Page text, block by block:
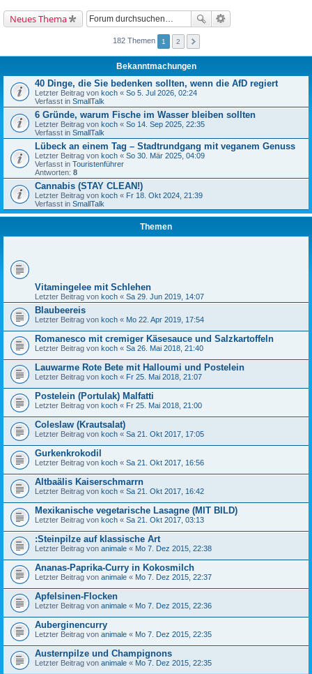
Neues Thema
182 Themen 1 2
Bekanntmachungen
40 Dinge, die Sie bedenken sollten, wenn die AfD regiert
Letzter Beitrag von koch « So 5. Jul 2026, 02:24
Verfasst in SmallTalk
6 Gründe, warum Fische im Wasser bleiben sollten
Letzter Beitrag von koch « So 14. Sep 2025, 22:35
Verfasst in SmallTalk
Lübeck an einem Tag – Stadtrundgang mit veganem Genuss
Letzter Beitrag von koch « So 30. Mär 2025, 04:09
Verfasst in Touristenführer
Antworten: 8
Cannabis (STAY CLEAN!)
Letzter Beitrag von koch « Fr 18. Okt 2024, 21:39
Verfasst in SmallTalk
Themen
Vitamingelee mit Schlehen
Letzter Beitrag von koch « Sa 29. Jun 2019, 14:07
Blaubeereis
Letzter Beitrag von koch « Mo 22. Apr 2019, 17:54
Romanesco mit cremiger Käsesauce und Salzkartoffeln
Letzter Beitrag von koch « Sa 26. Mai 2018, 21:40
Lauwarme Rote Bete mit Halloumi und Postelein
Letzter Beitrag von koch « Fr 25. Mai 2018, 21:07
Postelein (Portulak) Malfatti
Letzter Beitrag von koch « Fr 25. Mai 2018, 21:00
Coleslaw (Krautsalat)
Letzter Beitrag von koch « Sa 21. Okt 2017, 17:05
Gurkenkrokodil
Letzter Beitrag von koch « Sa 21. Okt 2017, 16:56
Altbaälis Kaiserschmarrn
Letzter Beitrag von koch « Sa 21. Okt 2017, 16:42
Mexikanische vegetarische Lasagne (MIT BILD)
Letzter Beitrag von koch « Sa 21. Okt 2017, 03:13
:Steinpilze auf klassische Art
Letzter Beitrag von animale « Mo 7. Dez 2015, 22:38
Ananas-Paprika-Curry in Kokosmilch
Letzter Beitrag von animale « Mo 7. Dez 2015, 22:37
Apfelsinen-Flocken
Letzter Beitrag von animale « Mo 7. Dez 2015, 22:36
Auberginencurry
Letzter Beitrag von animale « Mo 7. Dez 2015, 22:35
Austernpilze und Champignons
Letzter Beitrag von animale « Mo 7. Dez 2015, 22:35